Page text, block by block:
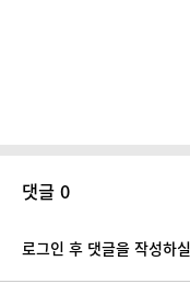
댓글 0
로그인 후 댓글을 작성하